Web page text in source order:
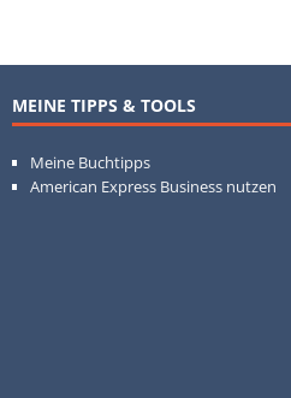
MEINE TIPPS & TOOLS
Meine Buchtipps
American Express Business nutzen